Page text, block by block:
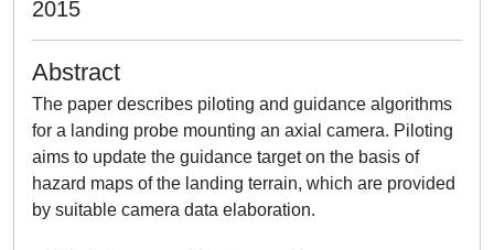
2015
Abstract
The paper describes piloting and guidance algorithms
for a landing probe mounting an axial camera. Piloting
aims to update the guidance target on the basis of
hazard maps of the landing terrain, which are provided
by suitable camera data elaboration.